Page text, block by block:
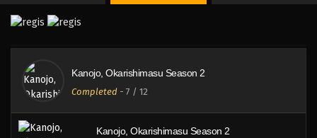
Kanojo, Okarishimasu Season 2
Completed - 7 / 12
Kanojo, Okarishimasu Season 2
Eps 9 - Juli 2, 2025
Kanojo, Okarishimasu Season 2